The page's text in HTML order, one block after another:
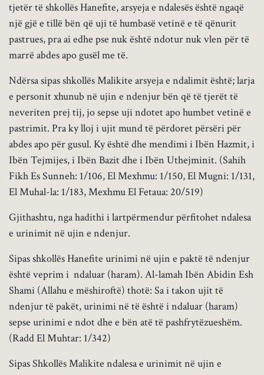
tjetër të shkollës Hanefite, arsyeja e ndalesës është ngaqë
një gjë e tillë bën që uji të humbasë vetinë e të qënurit
pastrues, pra ai edhe pse nuk është ndotur nuk vlen për të
marrë abdes apo gusël me të.
Ndërsa sipas shkollës Malikite arsyeja e ndalimit është; larja
e personit xhunub në ujin e ndenjur bën që të tjerët të
neveriten prej tij, jo sepse uji ndotet apo humbet vetinë e
pastrimit. Pra ky lloj i ujit mund të përdoret përsëri për
abdes apo për gusul. Ky është dhe mendimi i Ibën Hazmit, i
Ibën Tejmijes, i Ibën Bazit dhe i Ibën Uthejminit. (Sahih
Fikh Es Sunneh: 1/106, El Mexhmu: 1/150, El Mugni: 1/131,
El Muhal-la: 1/183, Mexhmu El Fetaua: 20/519)
Gjithashtu, nga hadithi i lartpërmendur përfitohet ndalesa
e urinimit në ujin e ndenjur.
Sipas shkollës Hanefite urinimi në ujin e paktë të ndenjur
është veprim i ndaluar (haram). Al-lamah Ibën Abidin Esh
Shami (Allahu e mëshiroftë) thotë: Sa i takon ujit të
ndenjur të pakët, urinimi në të është i ndaluar (haram)
sepse urinimi e ndot dhe e bën atë të pashfrytëzueshëm.
(Radd El Muhtar: 1/342)
Sipas Shkollës Malikite ndalesa e urinimit në ujin e